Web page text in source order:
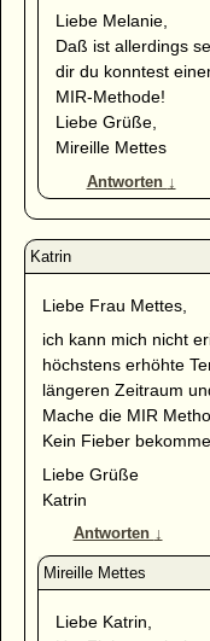
Liebe Melanie,
Daß ist allerdings
dir du konntest
MIR-Methode!
Liebe Grüße,
Mireille Mettes
Antworten ↓
Liebe Frau Mettes,
ich kann mich nicht
höchstens erhöhte
längeren Zeitraum
Mache die MIR
Kein Fieber
Liebe Grüße
Katrin
Antworten ↓
Liebe Katrin,